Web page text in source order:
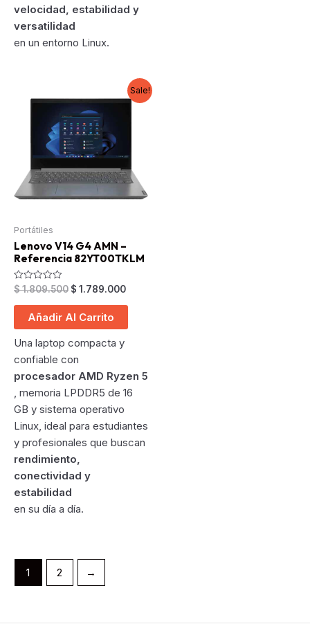
velocidad, estabilidad y
versatilidad
en un entorno Linux.
Sale!
Portátiles
Lenovo V14 G4 AMN –
Referencia 82YT00TKLM
Valorado
en
0
$1.809.500 Original
was:
$ 1.809.500.
$ 1.789.000Current
Añadir Al Carrito
Una laptop compacta y
confiable con
procesador AMD Ryzen 5
, memoria LPDDR5 de 16
GB y sistema operativo
Linux, ideal para estudiantes
y profesionales que buscan
rendimiento,
conectividad y
estabilidad
en su día a día.
1 2 →